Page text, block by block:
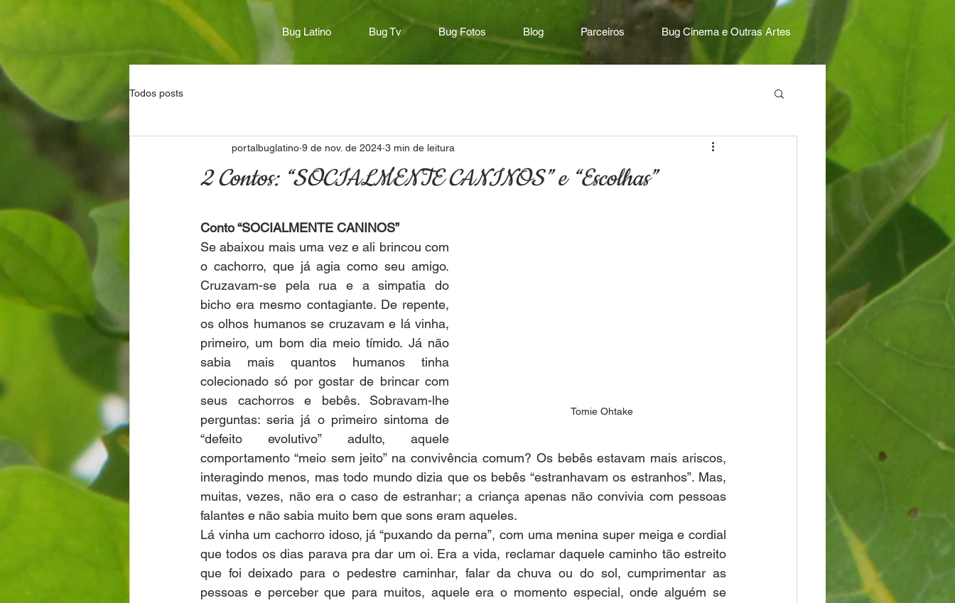
Bug Latino Bug Tv Bug Fotos Blog Parceiros Bug Cinema e Outras Artes
Todos posts
2 Contos: “SOCIALMENTE CANINOS” e “Escolhas”
portalbuglatino 9 de nov. de 2024 3 min de leitura
Tomie Ohtake
Conto “SOCIALMENTE CANINOS”
Se abaixou mais uma vez e ali brincou com
o cachorro, que já agia como seu amigo.
Cruzavam-se pela rua e a simpatia do
bicho era mesmo contagiante. De repente,
os olhos humanos se cruzavam e lá vinha,
primeiro, um bom dia meio tímido. Já não
sabia mais quantos humanos tinha
colecionado só por gostar de brincar com
seus cachorros e bebês. Sobravam-lhe
perguntas: seria já o primeiro sintoma de
“defeito evolutivo” adulto, aquele
comportamento “meio sem jeito” na convivência comum? Os bebês estavam mais ariscos,
interagindo menos, mas todo mundo dizia que os bebês “estranhavam os estranhos”. Mas,
muitas, vezes, não era o caso de estranhar; a criança apenas não convivia com pessoas
falantes e não sabia muito bem que sons eram aqueles.
Lá vinha um cachorro idoso, já “puxando da perna”, com uma menina super meiga e cordial
que todos os dias parava pra dar um oi. Era a vida, reclamar daquele caminho tão estreito
que foi deixado para o pedestre caminhar, falar da chuva ou do sol, cumprimentar as
pessoas e perceber que para muitos, aquele era o momento especial, onde alguém se